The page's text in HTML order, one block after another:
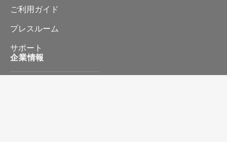
ご利用ガイド
プレスルーム
サポート
企業情報